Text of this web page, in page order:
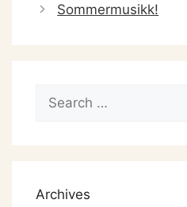
Sommermusikk!
for:
Archives